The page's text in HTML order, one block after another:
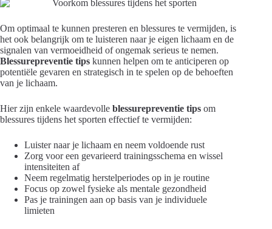
Om optimaal te kunnen presteren en blessures te vermijden, is
het ook belangrijk om te luisteren naar je eigen lichaam en de
signalen van vermoeidheid of ongemak serieus te nemen.
Blessurepreventie tips kunnen helpen om te anticiperen op
potentiële gevaren en strategisch in te spelen op de behoeften
van je lichaam.
Hier zijn enkele waardevolle blessurepreventie tips om
blessures tijdens het sporten effectief te vermijden:
Luister naar je lichaam en neem voldoende rust
Zorg voor een gevarieerd trainingsschema en wissel
intensiteiten af
Neem regelmatig herstelperiodes op in je routine
Focus op zowel fysieke als mentale gezondheid
Pas je trainingen aan op basis van je individuele
limieten